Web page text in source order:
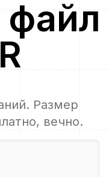
файл
Размер
вечно.